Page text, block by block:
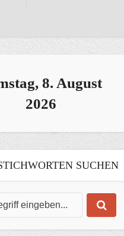
8. August
2026
SUCHEN